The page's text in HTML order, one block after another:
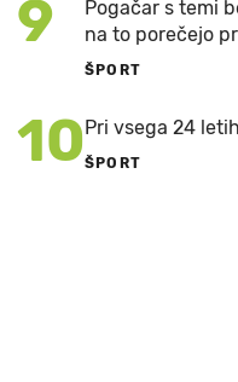
9
Pogačar s temi
na to porečejo
ŠPORT
10Pri vsega 24
ŠPORT